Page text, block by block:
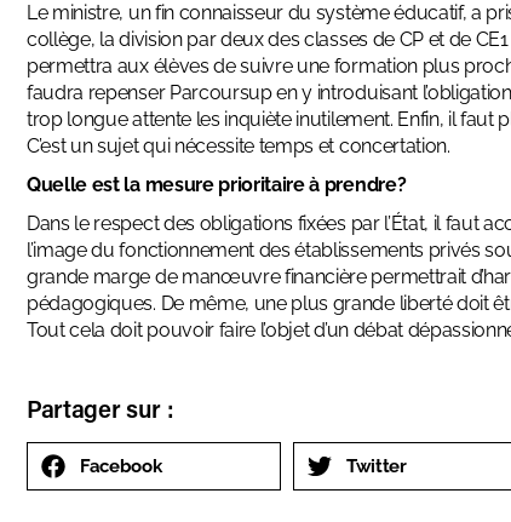
Le ministre, un fin connaisseur du système éducatif, a
collège, la division par deux des classes de CP et de
permettra aux élèves de suivre une formation plus
faudra repenser Parcoursup en y introduisant
trop longue attente les inquiète inutilement. Enfin, il faut
C’est un sujet qui nécessite temps et concertation.
Quelle est la mesure prioritaire à prendre?
Dans le respect des obligations fixées par l’État, il faut
l’image du fonctionnement des établissements privés
grande marge de manœuvre financière permettrait
pédagogiques. De même, une plus grande liberté doit
Tout cela doit pouvoir faire l’objet d’un débat
Partager sur :
Facebook Twitter